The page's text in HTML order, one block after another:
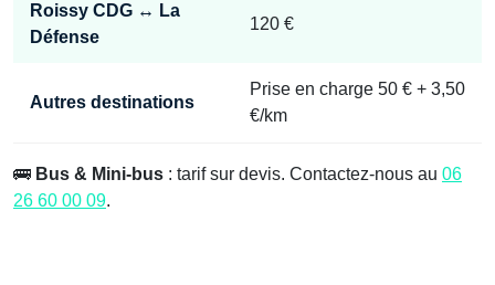
Roissy CDG ↔ La
Défense
120 €
Autres destinations
Prise en charge 50 € + 3,50
€/km
🚌 Bus & Mini-bus : tarif sur devis. Contactez-nous au 06
26 60 00 09.